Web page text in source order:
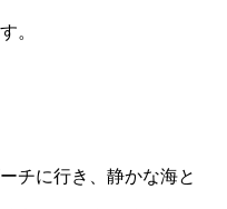
。
チに行き、静かな海と